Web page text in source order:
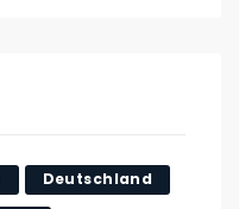
Deutschland